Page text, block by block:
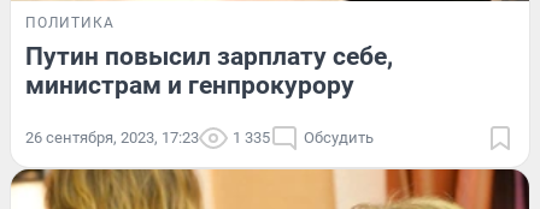
ПОЛИТИКА
Путин повысил зарплату себе,
министрам и генпрокурору
26 сентября, 2023, 17:23 1 335 Обсудить